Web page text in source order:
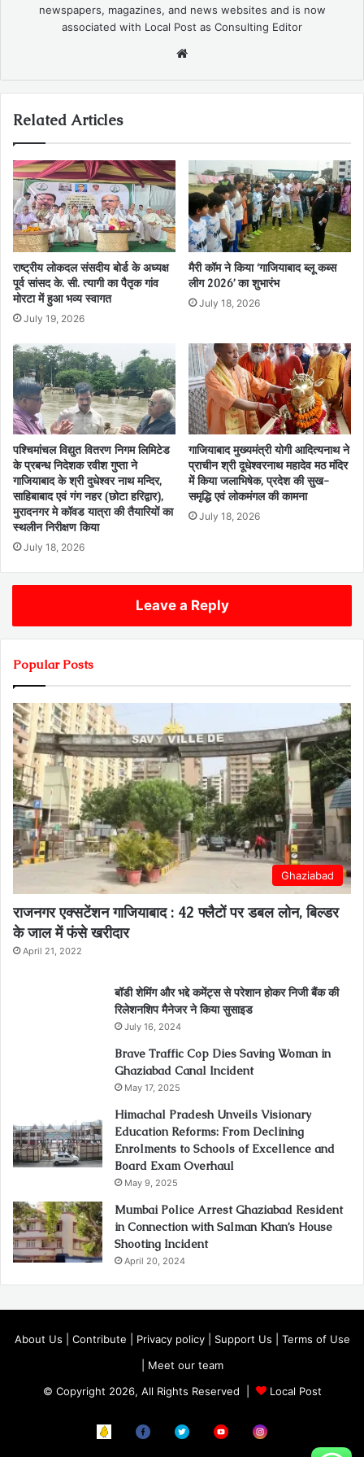
newspapers, magazines, and news websites and is now
associated with Local Post as Consulting Editor
Related Articles
राष्ट्रीय लोकदल संसदीय बोर्ड के अध्यक्ष
पूर्व सांसद के. सी. त्यागी का पैतृक गांव
मोरटा में हुआ भव्य स्वागत
July 19, 2026
मैरी कॉम ने किया ‘गाजियाबाद ब्लू कब्स
लीग 2026’ का शुभारंभ
July 18, 2026
पश्चिमांचल विद्युत वितरण निगम लिमिटेड
के प्रबन्ध निदेशक रवीश गुप्ता ने
गाजियाबाद के श्री दुधेश्वर नाथ मन्दिर,
साहिबाबाद एवं गंग नहर (छोटा हरिद्वार),
मुरादनगर मे कॉवड यात्रा की तैयारियों का
स्थलीन निरीक्षण किया
July 18, 2026
गाजियाबाद मुख्यमंत्री योगी आदित्यनाथ ने
प्राचीन श्री दूधेश्वरनाथ महादेव मठ मंदिर
में किया जलाभिषेक, प्रदेश की सुख-
समृद्धि एवं लोकमंगल की कामना
July 18, 2026
Leave a Reply
Popular Posts
Ghaziabad
राजनगर एक्सटेंशन गाजियाबाद : 42 फ्लैटों पर डबल लोन, बिल्डर
के जाल में फंसे खरीदार
April 21, 2022
बॉडी शेमिंग और भद्दे कमेंट्स से परेशान होकर निजी बैंक की
रिलेशनशिप मैनेजर ने किया सुसाइड
July 16, 2024
Brave Traffic Cop Dies Saving Woman in
Ghaziabad Canal Incident
May 17, 2025
Himachal Pradesh Unveils Visionary
Education Reforms: From Declining
Enrolments to Schools of Excellence and
Board Exam Overhaul
May 9, 2025
Mumbai Police Arrest Ghaziabad Resident
in Connection with Salman Khan’s House
Shooting Incident
April 20, 2024
About Us Contribute Privacy policy| Support Us
Terms of Use
Meet our team
© Copyright 2026, All Rights Reserved |
Local Post
Koo FB Twitter Youtube